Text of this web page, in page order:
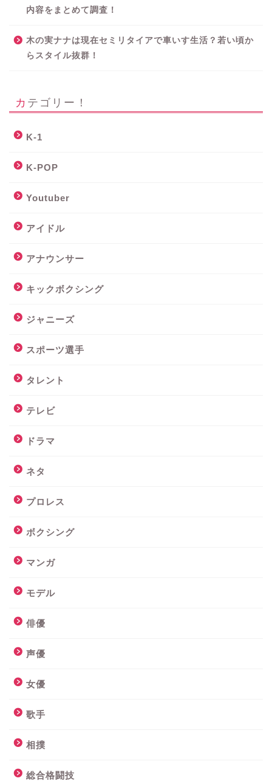
内容をまとめて調査！
木の実ナナは現在セミリタイアで車いす生活？若い頃か
らスタイル抜群！
カテゴリー！
K-1
K-POP
Youtuber
アイドル
アナウンサー
キックボクシング
ジャニーズ
スポーツ選手
タレント
テレビ
ドラマ
ネタ
プロレス
ボクシング
マンガ
モデル
俳優
声優
女優
歌手
相撲
総合格闘技